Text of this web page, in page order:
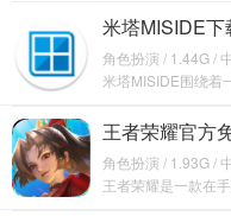
米塔MISIDE
角色扮演 / 1.44G /
米塔MISIDE围绕着
虚拟世
王者荣耀官方
v10.1.1.6
角色扮演 / 1.93G /
王者荣耀是一款在